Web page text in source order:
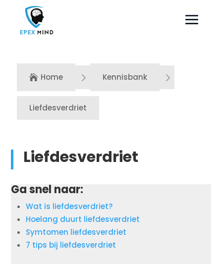
 Home 5 Kennisbank 5
Liefdesverdriet
Liefdesverdriet
Ga snel naar:
Wat is liefdesverdriet?
Hoelang duurt liefdesverdriet
Symtomen liefdesverdriet
7 tips bij liefdesverdriet